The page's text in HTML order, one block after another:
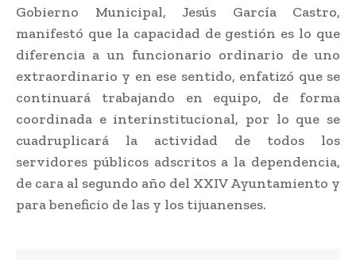
Gobierno Municipal, Jesús García Castro,
manifestó que la capacidad de gestión es lo que
diferencia a un funcionario ordinario de uno
extraordinario y en ese sentido, enfatizó que se
continuará trabajando en equipo, de forma
coordinada e interinstitucional, por lo que se
cuadruplicará la actividad de todos los
servidores públicos adscritos a la dependencia,
de cara al segundo año del XXIV Ayuntamiento y
para beneficio de las y los tijuanenses.